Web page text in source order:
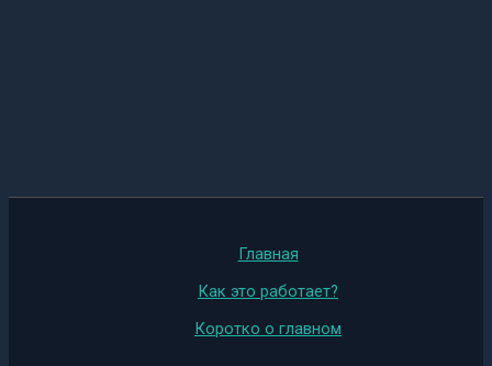
Главная
Как это работает?
Коротко о главном